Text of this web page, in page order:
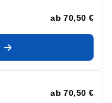
ab 70,50 €
ab 70,50 €